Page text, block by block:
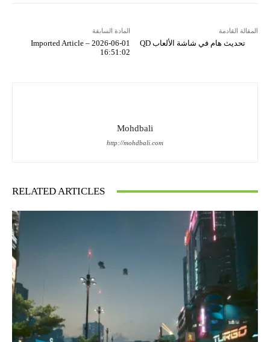
المادة السابقة
Imported Article – 2026-06-01
16:51:02
المقالة القادمة
تحديث هام في شاشة الألعاب QD
Mohdbali
http://mohdbali.com
RELATED ARTICLES